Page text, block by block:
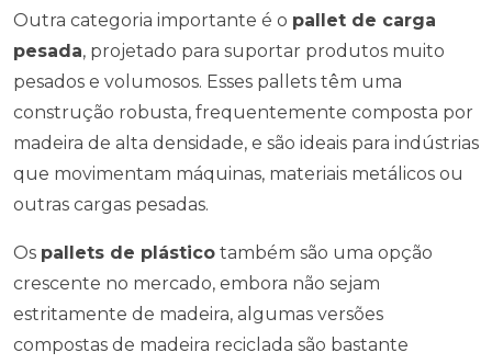
Outra categoria importante é o pallet de carga
pesada, projetado para suportar produtos muito
pesados e volumosos. Esses pallets têm uma
construção robusta, frequentemente composta por
madeira de alta densidade, e são ideais para indústrias
que movimentam máquinas, materiais metálicos ou
outras cargas pesadas.
Os pallets de plástico também são uma opção
crescente no mercado, embora não sejam
estritamente de madeira, algumas versões
compostas de madeira reciclada são bastante